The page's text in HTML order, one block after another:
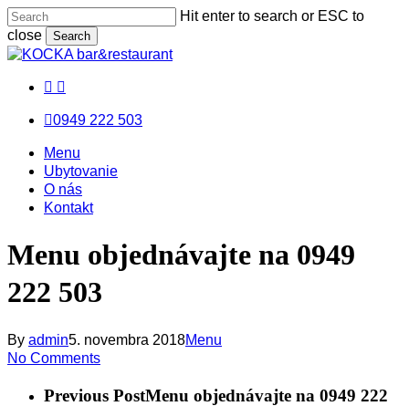
Skip
to
main
Hit enter to search or ESC to
close
Search
Close
facebook
messenger
email
0949 222 503
Menu
Menu
Menu
Ubytovanie
O nás
Kontakt
Menu objednávajte na 0949
222 503
By admin5. novembra 2018Menu
No Comments
Previous PostMenu objednávajte na 0949 222